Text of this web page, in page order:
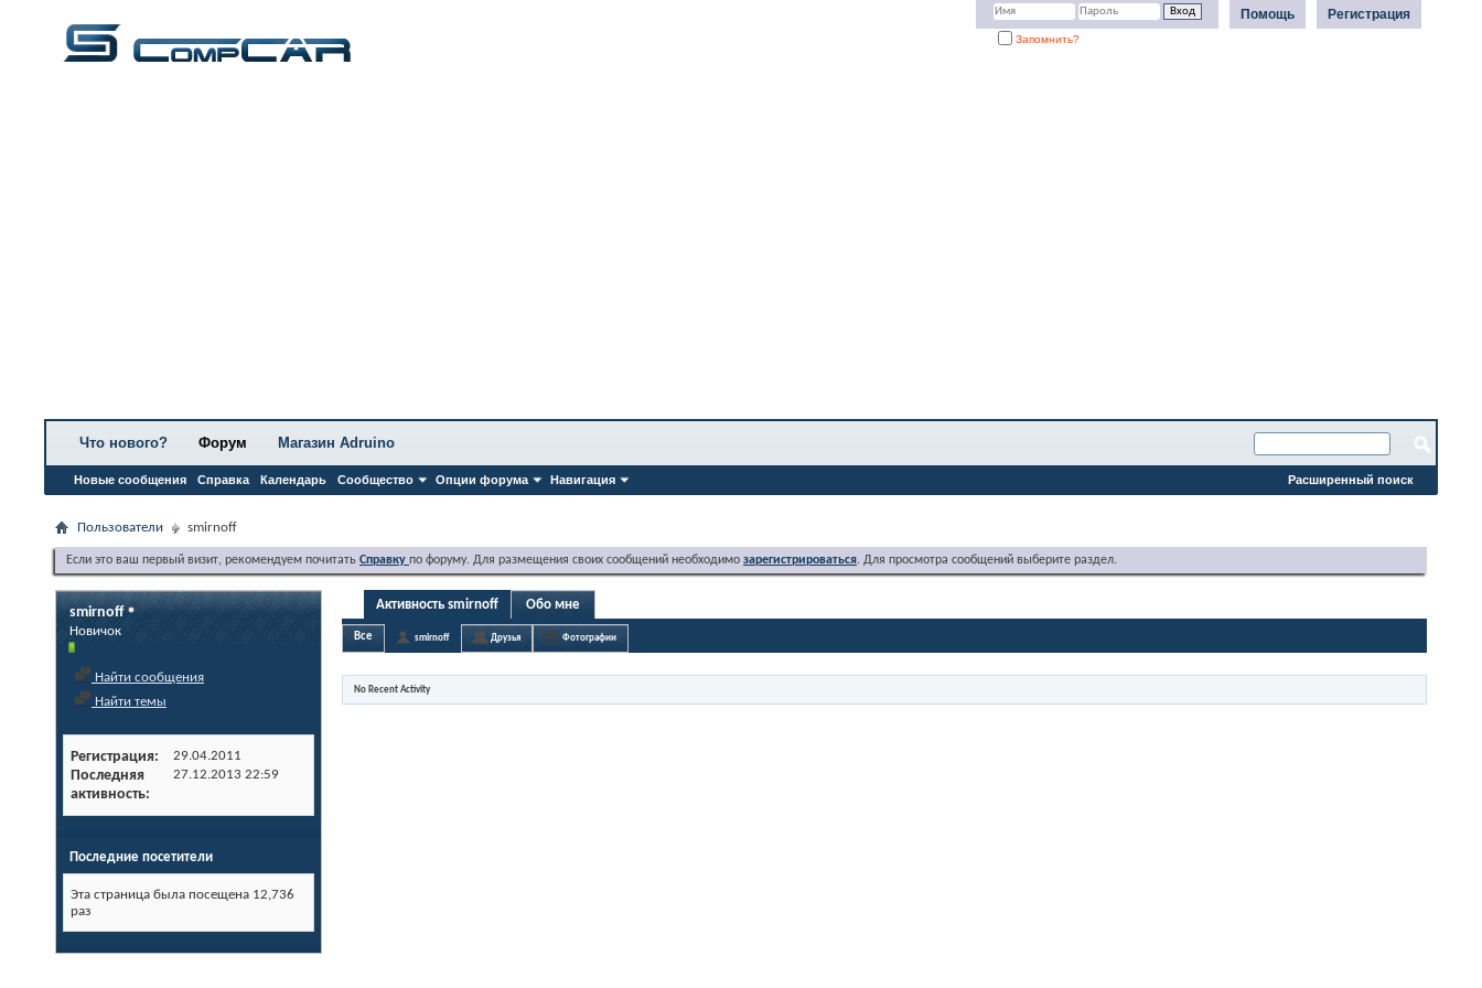
Регистрация
Помощь
Запомнить?
Что нового? Форум
Новые сообщения Справка Календарь Сообщество Опции форума Навигация
Магазин Adruino
Расширенный поиск
Пользователи smirnoff
Если это ваш первый визит, рекомендуем почитать Справку по форуму. Для размещения своих сообщений необходимо зарегистрироваться. Для просмотра сообщений выберите раздел.
smirnoff
Новичок
Найти сообщения
Найти темы
Регистрация 29.04.2011
Последняя
активность
27.12.2013 22:59
Последние посетители
Эта страница была посещена 12,736
раз
Активность smirnoff Обо мне
Все smirnoff Друзья Фотографии
No Recent Activity